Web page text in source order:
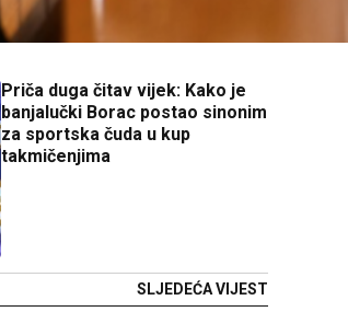
Priča duga čitav vijek: Kako je
banjalučki Borac postao sinonim
za sportska čuda u kup
takmičenjima
SLJEDEĆA VIJEST